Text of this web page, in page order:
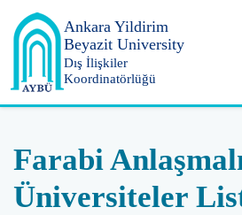
Ankara Yildirim
Beyazit University
Dış İlişkiler
Koordinatörlüğü
Farabi
Üniversiteler